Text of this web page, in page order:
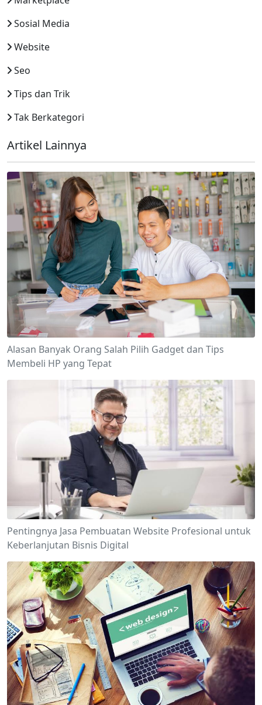
Sosial Media
Website
Seo
Tips dan Trik
Tak Berkategori
Artikel Lainnya
Alasan Banyak Orang Salah Pilih Gadget dan Tips
Membeli HP yang Tepat
Pentingnya Jasa Pembuatan Website Profesional untuk
Keberlanjutan Bisnis Digital